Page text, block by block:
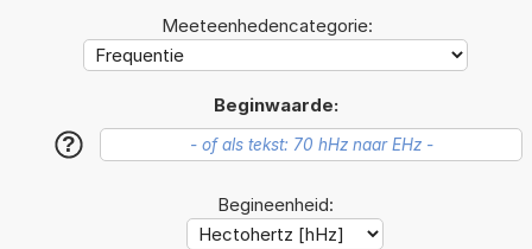
Meeteenhedencategorie:
Beginwaarde:
?
Begineenheid: